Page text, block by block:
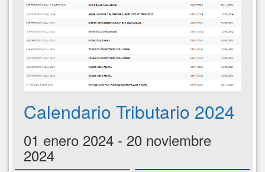
Calendario Tributario 2024
01 enero 2024 - 20 noviembre
2024